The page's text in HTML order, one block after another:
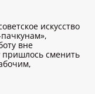
искусство
вне
пришлось сменить